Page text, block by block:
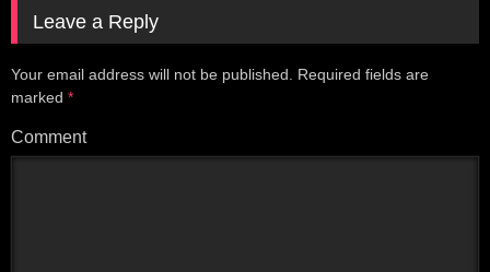
Leave a Reply
Your email address will not be published.
Required fields are
marked *
Comment